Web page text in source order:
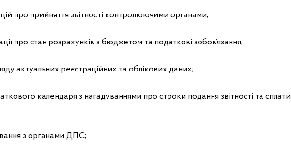
про прийняття звітності контролюючими органами;
про стан розрахунків з бюджетом та податкові зобов’язання;
актуальних реєстраційних та облікових даних;
календаря з нагадуваннями про строки подання звітності та сплати
з органами ДПС;